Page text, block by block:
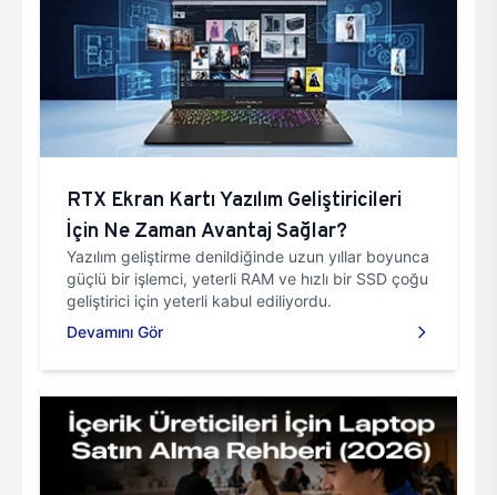
RTX Ekran Kartı Yazılım Geliştiricileri
İçin Ne Zaman Avantaj Sağlar?
Yazılım geliştirme denildiğinde uzun yıllar boyunca
güçlü bir işlemci, yeterli RAM ve hızlı bir SSD çoğu
geliştirici için yeterli kabul ediliyordu.
Devamını Gör